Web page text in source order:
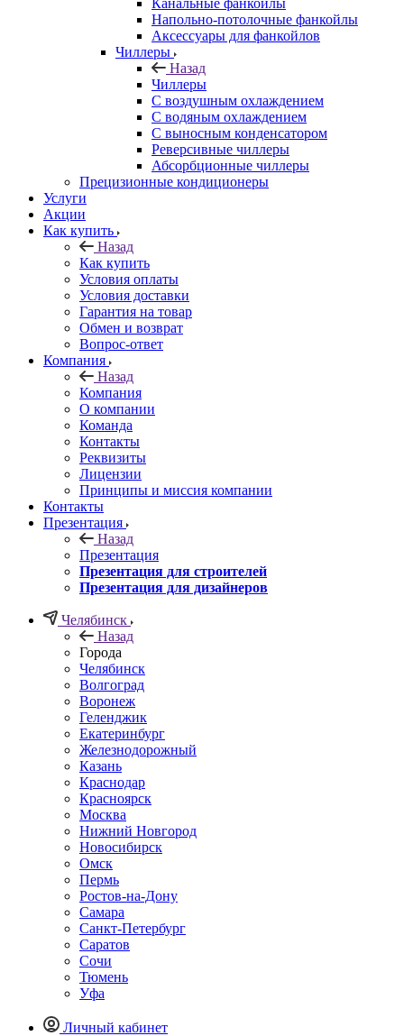
Канальные фанкойлы
Напольно-потолочные фанкойлы
Аксессуары для фанкойлов
Чиллеры
Назад
Чиллеры
С воздушным охлаждением
С водяным охлаждением
С выносным конденсатором
Реверсивные чиллеры
Абсорбционные чиллеры
Прецизионные кондиционеры
Услуги
Акции
Как купить
Назад
Как купить
Условия оплаты
Условия доставки
Гарантия на товар
Обмен и возврат
Вопрос-ответ
Компания
Назад
Компания
О компании
Команда
Контакты
Реквизиты
Лицензии
Принципы и миссия компании
Контакты
Презентация
Назад
Презентация
Презентация для строителей
Презентация для дизайнеров
Челябинск
Назад
Города
Челябинск
Волгоград
Воронеж
Геленджик
Екатеринбург
Железнодорожный
Казань
Краснодар
Красноярск
Москва
Нижний Новгород
Новосибирск
Омск
Пермь
Ростов-на-Дону
Самара
Санкт-Петербург
Саратов
Сочи
Тюмень
Уфа
Личный кабинет